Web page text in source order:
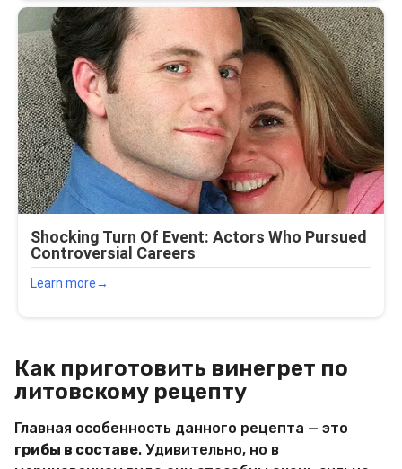
Как приготовить винегрет по
литовскому рецепту
Главная особенность данного рецепта — это
грибы в составе. Удивительно, но в